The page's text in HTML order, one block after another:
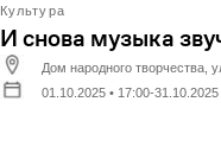
Культура
И снова музыка
Дом народного творчества,
01.10.2025 • 17:00-31.10.2025